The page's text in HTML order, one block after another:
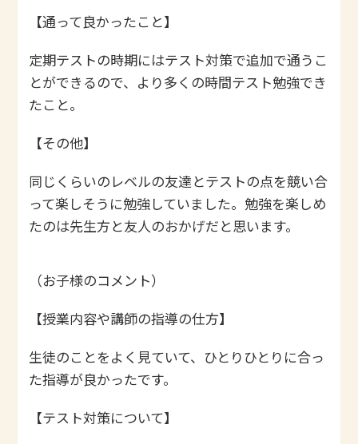
【通って良かったこと】
定期テストの時期にはテスト対策で追加で通うこ
とができるので、より多くの時間テスト勉強でき
たこと。
【その他】
同じくらいのレベルの友達とテストの点を競い合
って楽しそうに勉強していました。勉強を楽しめ
たのは先生方と友人のおかげだと思います。
（お子様のコメント）
【授業内容や講師の指導の仕方】
生徒のことをよく見ていて、ひとりひとりに合っ
た指導が良かったです。
【テスト対策について】